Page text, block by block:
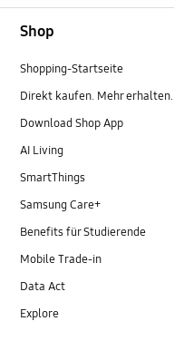
Shop
Shopping-Startseite
Direkt kaufen. Mehr erhalten.
Download Shop App
AI Living
SmartThings
Samsung Care+
Benefits für Studierende
Mobile Trade-in
Data Act
Explore